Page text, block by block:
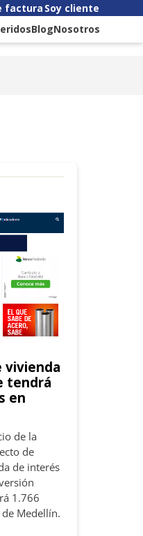
factura Soy cliente
BlogNosotros
vivienda
tendrá
en
de la
de
de interés
1.766
Medellín.